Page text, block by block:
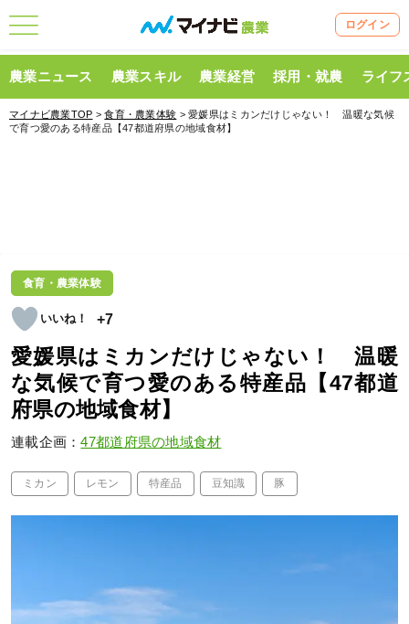
ログイン
農業ニュース 農業スキル 農業経営 採用・就農 ライフ
マイナビ農業TOP >食育・農業体験 > 愛媛県はミカンだけじゃない！ 温暖な気候
で育つ愛のある特産品【47都道府県の地域食材】
食育・農業体験
+7
愛媛県はミカンだけじゃない！ 温暖
な気候で育つ愛のある特産品【47都道
府県の地域食材】
連載企画：47都道府県の地域食材
ミカン レモン 特産品 豆知識 豚